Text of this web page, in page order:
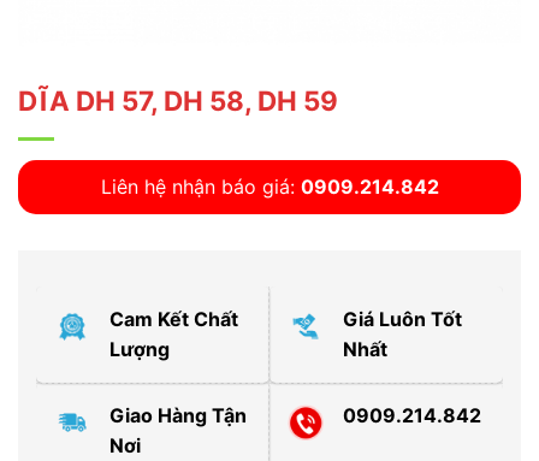
DĨA DH 57, DH 58, DH 59
Liên hệ nhận báo giá: 0909.214.842
Cam Kết Chất
Lượng
Giá Luôn Tốt
Nhất
Giao Hàng Tận
Nơi
0909.214.842